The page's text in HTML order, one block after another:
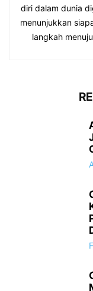
diri dalam dunia
menunjukkan
langkah